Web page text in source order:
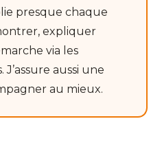
presque chaque
expliquer
via les
aussi une
au mieux.